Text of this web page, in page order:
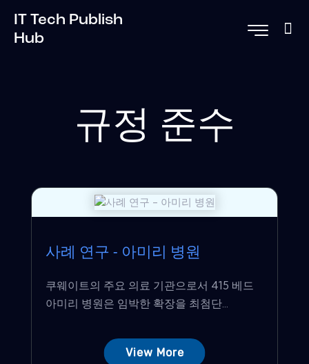
IT Tech Publish
Hub
규정 준수
사례 연구 - 아미리 병원
쿠웨이트의 주요 의료 기관으로서 415 베드
아미리 병원은 임박한 확장을 최첨단...
View More